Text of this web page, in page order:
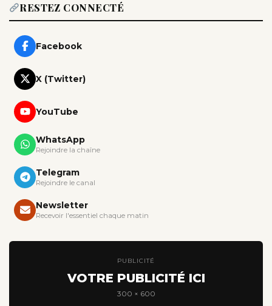
RESTEZ CONNECTÉ
Facebook
X (Twitter)
YouTube
WhatsApp
Rejoindre la chaîne
Telegram
Rejoindre le canal
Newsletter
Recevoir l'essentiel chaque matin
PUBLICITÉ
VOTRE PUBLICITÉ ICI
300 × 600